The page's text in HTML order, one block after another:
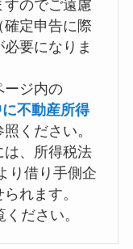
すのでご遠慮
確定申告に際
要になりま
ージ内の
不動産所得
ください。
は、所得税法
り借り手側企
れます。
ださい。